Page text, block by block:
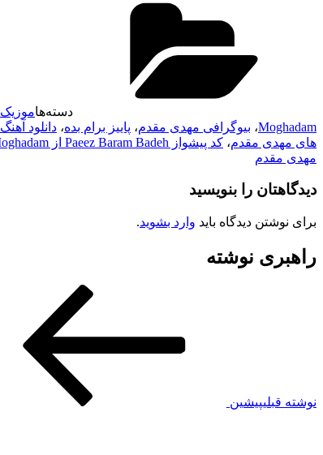
دسته‌هاموزیک
Moghadam، بیوگرافی مهدی مقدم، پاییز برام بده، دانلود آهنگ
های مهدی مقدم، کد پیشواز Paeez Baram Badeh از Mehdi Moghadam
مهدی مقدم
دیدگاهتان را بنویسید
برای نوشتن دیدگاه باید وارد بشوید.
راهبری نوشته
نوشته قبلیپیشین